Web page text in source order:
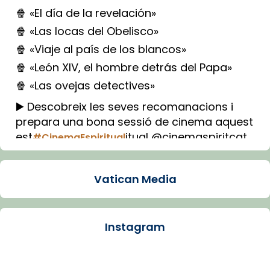
🍿 «El día de la revelación»
🍿 «Las locas del Obelisco»
🍿 «Viaje al país de los blancos»
🍿 «León XIV, el hombre detrás del Papa»
🍿 «Las ovejas detectives»
▶️ Descobreix les seves recomanacions i
prepara una bona sessió de cinema aquest
est#CinemaEspiritualitual @cinemaspiritcat
Imatge: Generada amb IA (OpenAI)
Arquebisbat de Barcelona
Vatican Media
Instagram